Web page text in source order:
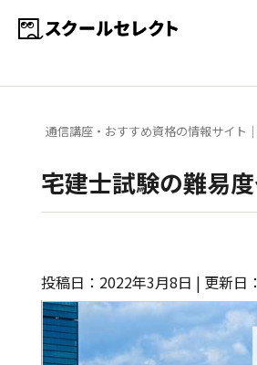
通信講座・おすすめ資格の情報サイト
宅建士試験の難易
投稿日：2022年3月8日 | 更新日